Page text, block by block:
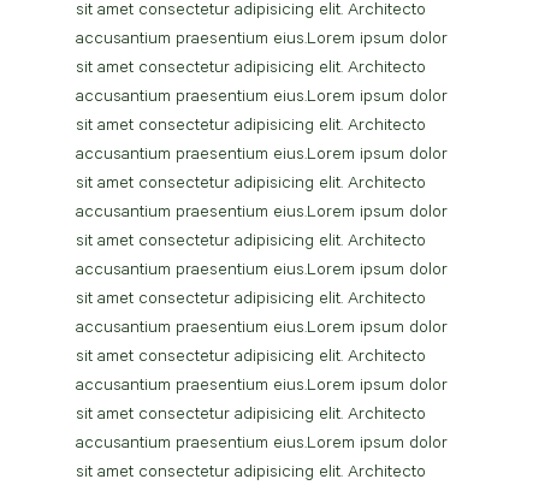
sit amet consectetur adipisicing elit. Architecto
accusantium praesentium eius.Lorem ipsum dolor
sit amet consectetur adipisicing elit. Architecto
accusantium praesentium eius.Lorem ipsum dolor
sit amet consectetur adipisicing elit. Architecto
accusantium praesentium eius.Lorem ipsum dolor
sit amet consectetur adipisicing elit. Architecto
accusantium praesentium eius.Lorem ipsum dolor
sit amet consectetur adipisicing elit. Architecto
accusantium praesentium eius.Lorem ipsum dolor
sit amet consectetur adipisicing elit. Architecto
accusantium praesentium eius.Lorem ipsum dolor
sit amet consectetur adipisicing elit. Architecto
accusantium praesentium eius.Lorem ipsum dolor
sit amet consectetur adipisicing elit. Architecto
accusantium praesentium eius.Lorem ipsum dolor
sit amet consectetur adipisicing elit. Architecto